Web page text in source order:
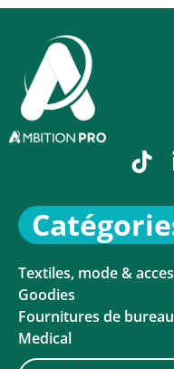
Textiles, mode &
Goodies
Fournitures de bureau
Medical